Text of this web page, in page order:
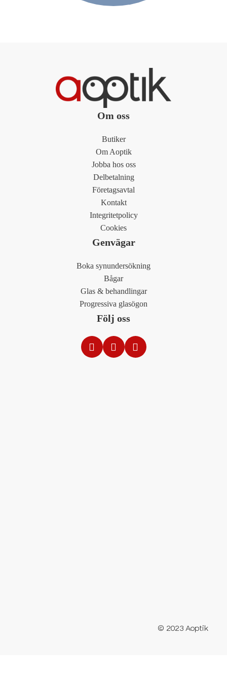
Om oss
Butiker
Om Aoptik
Jobba hos oss
Delbetalning
Företagsavtal
Kontakt
Integritetpolicy
Cookies
Genvägar
Boka synundersökning
Bågar
Glas & behandlingar
Progressiva glasögon
Följ oss
© 2023 Aoptik